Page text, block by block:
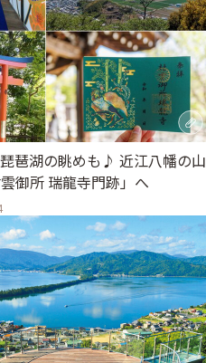
琶湖の眺めも♪ 近江八幡の山
御所 瑞龍寺門跡」へ